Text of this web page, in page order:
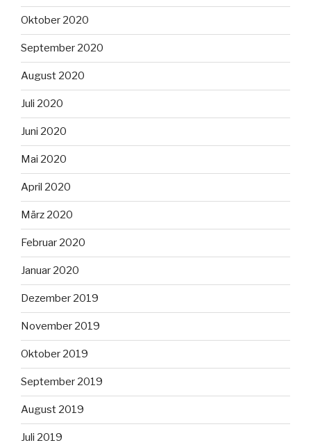
Oktober 2020
September 2020
August 2020
Juli 2020
Juni 2020
Mai 2020
April 2020
März 2020
Februar 2020
Januar 2020
Dezember 2019
November 2019
Oktober 2019
September 2019
August 2019
Juli 2019